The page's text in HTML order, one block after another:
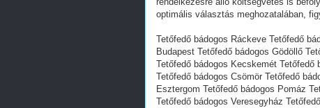
optimális választás meghozatalában,
Tetőfedő bádogos Ráckeve Tetőfedő
Budapest Tetőfedő bádogos Gödöllő
Tetőfedő bádogos Kecskemét
Tetőfedő bádogos Csömör Tetőfedő
Esztergom Tetőfedő bádogos Pomáz
Tetőfedő bádogos Veresegyház